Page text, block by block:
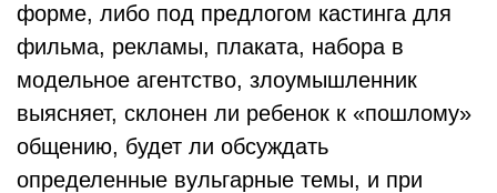
форме, либо под предлогом кастинга для
фильма, рекламы, плаката, набора в
модельное агентство, злоумышленник
выясняет, склонен ли ребенок к «пошлому»
общению, будет ли обсуждать
определенные вульгарные темы, и при